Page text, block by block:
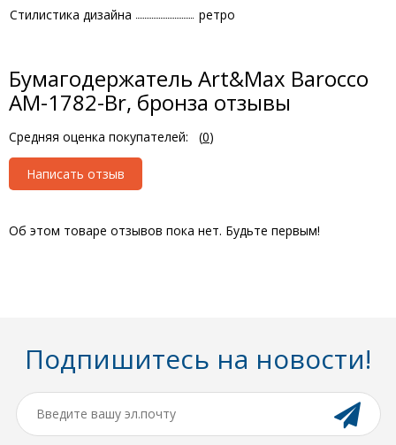
Стилистика дизайна
ретро
Бумагодержатель Art&Max Barocco
AM-1782-Br, бронза отзывы
Средняя оценка покупателей: (0)
Написать отзыв
Об этом товаре отзывов пока нет. Будьте первым!
Подпишитесь на новости!